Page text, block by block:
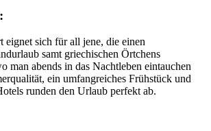
eignet sich für all jene, die einen
samt griechischen Örtchens
man abends in das Nachtleben eintauchen
ein umfangreiches Frühstück und
runden den Urlaub perfekt ab.